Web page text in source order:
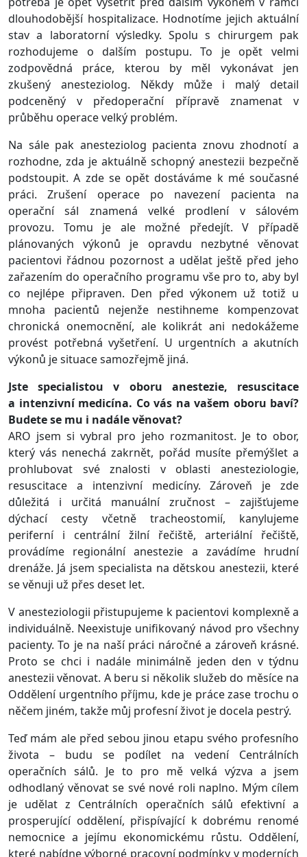
dlouhodobější hospitalizace. Hodnotíme jejich aktuální
stav a laboratorní výsledky. Spolu s chirurgem pak
rozhodujeme o dalším postupu. To je opět velmi
zodpovědná práce, kterou by měl vykonávat jen
zkušený anesteziolog. Někdy může i malý detail
podceněný v předoperační přípravě znamenat v
průběhu operace velký problém.
Na sále pak anesteziolog pacienta znovu zhodnotí a
rozhodne, zda je aktuálně schopný anestezii bezpečně
podstoupit. A zde se opět dostáváme k mé současné
práci. Zrušení operace po navezení pacienta na
operační sál znamená velké prodlení v sálovém
provozu. Tomu je ale možné předejít. V případě
plánovaných výkonů je opravdu nezbytné věnovat
pacientovi řádnou pozornost a udělat ještě před jeho
zařazením do operačního programu vše pro to, aby byl
co nejlépe připraven. Den před výkonem už totiž u
mnoha pacientů nejenže nestihneme kompenzovat
chronická onemocnění, ale kolikrát ani nedokážeme
provést potřebná vyšetření. U urgentních a akutních
výkonů je situace samozřejmě jiná.
Jste specialistou v oboru anestezie, resuscitace
a intenzivní medicína. Co vás na vašem oboru baví?
Budete se mu i nadále věnovat?
ARO jsem si vybral pro jeho rozmanitost. Je to obor,
který vás nenechá zakrnět, pořád musíte přemýšlet a
prohlubovat své znalosti v oblasti anesteziologie,
resuscitace a intenzivní medicíny. Zároveň je zde
důležitá i určitá manuální zručnost – zajišťujeme
dýchací cesty včetně tracheostomií, kanylujeme
periferní i centrální žilní řečiště, arteriální řečiště,
provádíme regionální anestezie a zavádíme hrudní
drenáže. Já jsem specialista na dětskou anestezii, které
se věnuji už přes deset let.
V anesteziologii přistupujeme k pacientovi komplexně a
individuálně. Neexistuje unifikovaný návod pro všechny
pacienty. To je na naší práci náročné a zároveň krásné.
Proto se chci i nadále minimálně jeden den v týdnu
anestezii věnovat. A beru si několik služeb do měsíce na
Oddělení urgentního příjmu, kde je práce zase trochu o
něčem jiném, takže můj profesní život je docela pestrý.
Teď mám ale před sebou jinou etapu svého profesního
života – budu se podílet na vedení Centrálních
operačních sálů. Je to pro mě velká výzva a jsem
odhodlaný věnovat se své nové roli naplno. Mým cílem
je udělat z Centrálních operačních sálů efektivní a
prosperující oddělení, přispívající k dobrému renomé
nemocnice a jejímu ekonomickému růstu. Oddělení,
které nabídne výborné pracovní podmínky v moderních